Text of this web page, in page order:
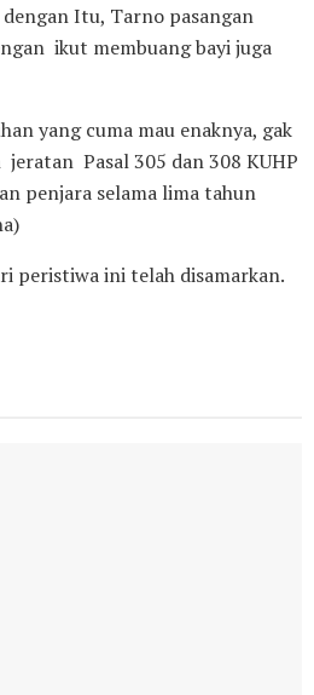
Itu, Tarno pasangan
ikut membuang bayi juga
yang cuma mau enaknya, gak
jeratan Pasal 305 dan 308 KUHP
penjara selama lima tahun
peristiwa ini telah disamarkan.